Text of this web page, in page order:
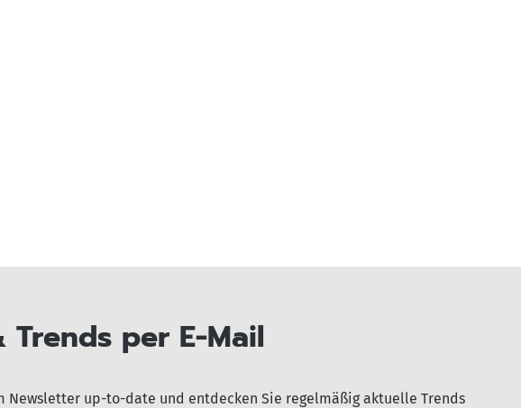
per E-Mail
Newsletter up-to-date und entdecken Sie regelmäßig aktuelle Trends